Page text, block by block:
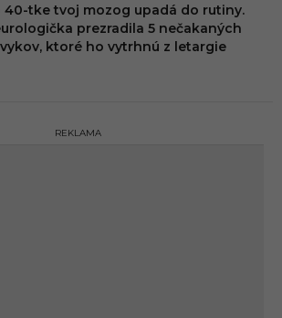
40-tke tvoj mozog upadá do rutiny.
prezradila 5 nečakaných
ktoré ho vytrhnú z letargie
REKLAMA